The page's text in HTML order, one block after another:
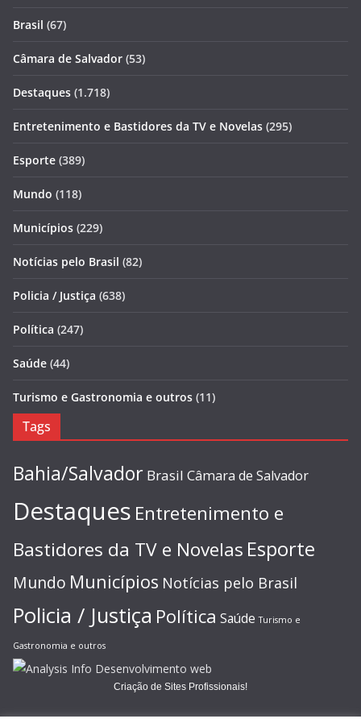
Brasil (67)
Câmara de Salvador (53)
Destaques (1.718)
Entretenimento e Bastidores da TV e Novelas (295)
Esporte (389)
Mundo (118)
Municípios (229)
Notícias pelo Brasil (82)
Policia / Justiça (638)
Política (247)
Saúde (44)
Turismo e Gastronomia e outros (11)
Tags
Bahia/Salvador Brasil Câmara de Salvador
Destaques Entretenimento e
Bastidores da TV e Novelas Esporte
Mundo Municípios Notícias pelo Brasil
Policia / Justiça Política Saúde Turismo e
Gastronomia e outros
Criação de Sites Profissionais!